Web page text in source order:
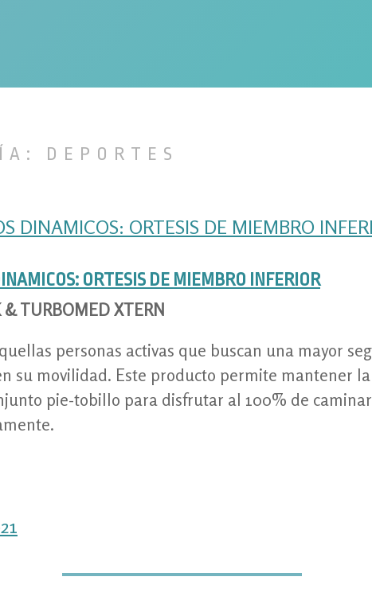
DEPORTES
ORTESIS DE MIEMBRO INFERIOR
TURBOMED XTERN
personas activas que buscan una mayor
su movilidad. Este producto permite mantener
pie-tobillo para disfrutar al 100% de